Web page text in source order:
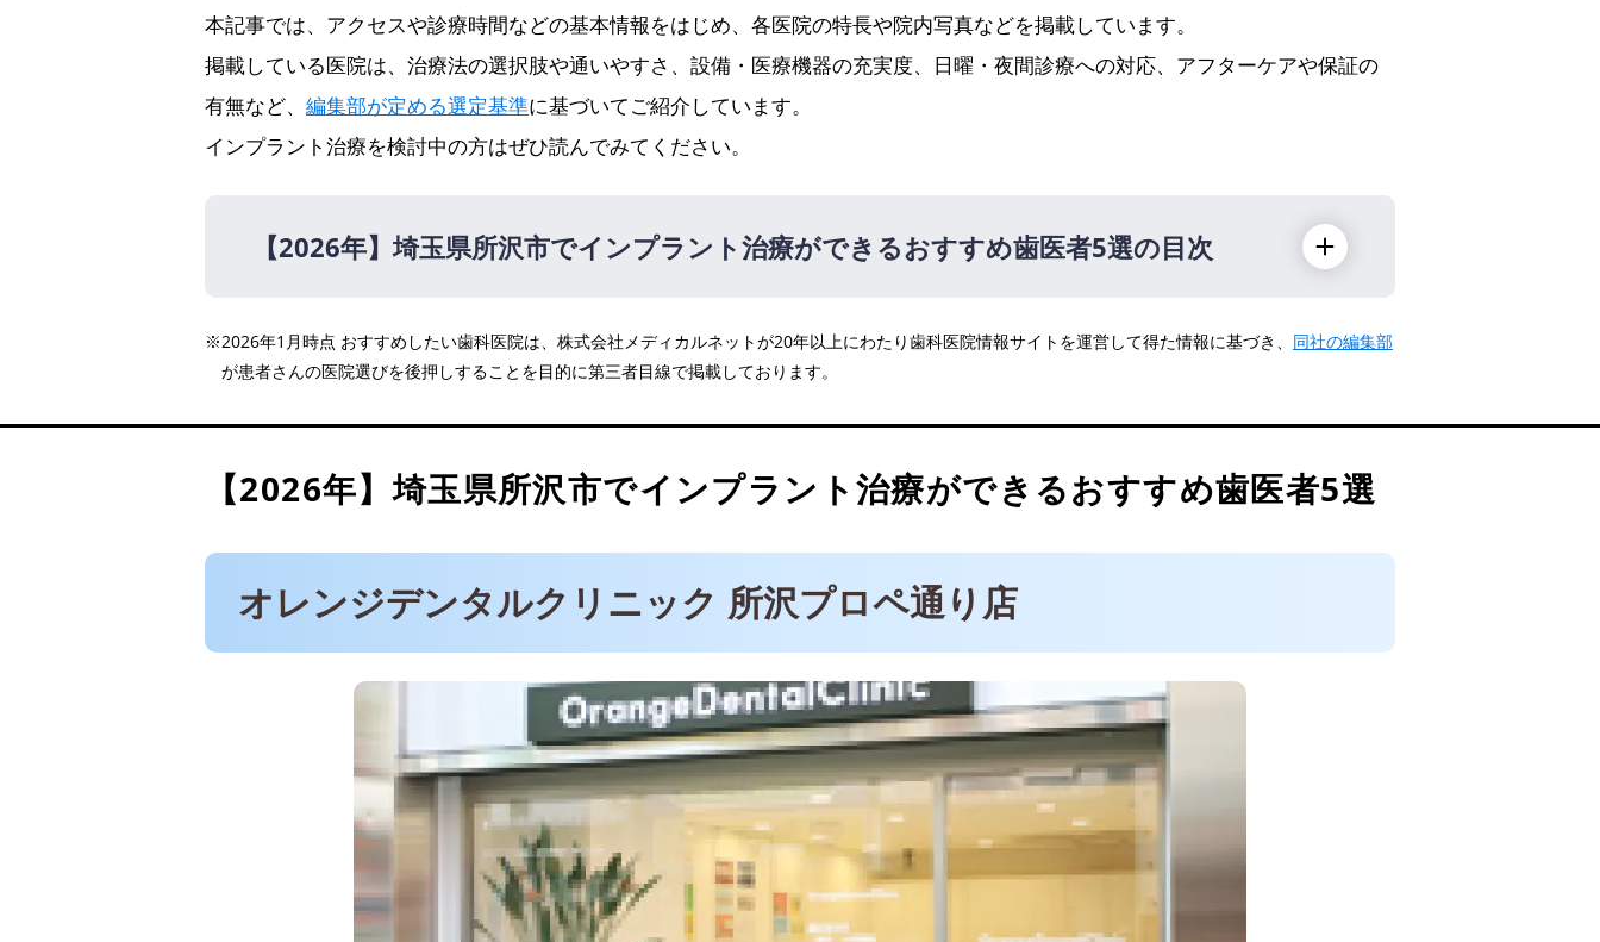
本記事では、アクセスや診療時間などの基本情報をはじめ、各医院の特長や院内写真などを掲載しています。
掲載している医院は、治療法の選択肢や通いやすさ、設備・医療機器の充実度、日曜・夜間診療への対応、アフターケアや保証の
有無など、 編集部が定める選定基準に基づいてご紹介しています。
インプラント治療を検討中の方はぜひ読んでみてください。
【2026年】埼玉県所沢市でインプラント治療ができるおすすめ歯医者5選の目次
オレンジデンタルクリニック 所沢プロペ通り店
パークタウン歯科
美原町歯科
医療法人デンタルクリエーション 天川歯科クリニック
ミナミ歯科クリニック
※2026年1月時点 おすすめしたい歯科医院は、株式会社メディカルネットが20年以上にわたり歯科医院情報サイトを運営して得た情報に基づき、 同社の編集部
が患者さんの医院選びを後押しすることを目的に第三者目線で掲載しております。
【2026年】埼玉県所沢市でインプラント治療ができるおすすめ歯医者5選
オレンジデンタルクリニック 所沢プロペ通り店